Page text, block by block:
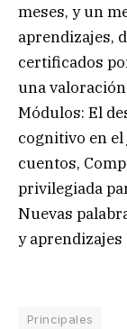
meses, y un
aprendizajes,
certificados
una
Módulos: El
cognitivo en
cuentos,
privilegiada
Nuevas
y
Principales